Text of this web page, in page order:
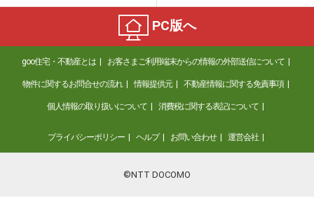
PC版へ
goo住宅・不動産とは お客さまご利用端末からの情報の外部送信について
物件に関するお問合せの流れ 情報提供元 不動産情報に関する免責事項
個人情報の取り扱いについて 消費税に関する表記について
プライバシーポリシー ヘルプ お問い合わせ 運営会社
©NTT DOCOMO